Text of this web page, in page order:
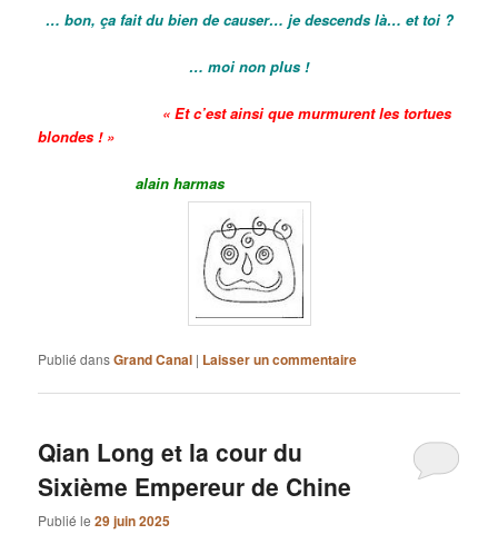
… bon, ça fait du bien de causer… je descends là… et toi ?
… moi non plus !
« Et c’est ainsi que murmurent les tortues
blondes ! »
alain harmas
Publié dansGrand Canal | Laisser un commentaire
Qian Long et la cour du
Sixième Empereur de Chine
Publié le29 juin 2025